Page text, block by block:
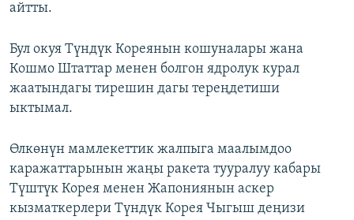
айтты.
Бул окуя Түндүк Кореянын кошуналары жана
Кошмо Штаттар менен болгон ядролук курал
жаатындагы тирешин дагы тереңдетиши
ыктымал.
Өлкөнүн мамлекеттик жалпыга маалымдоо
каражаттарынын жаңы ракета тууралуу кабары
Түштүк Корея менен Жапониянын аскер
кызматкерлери Түндүк Корея Чыгыш деңизи